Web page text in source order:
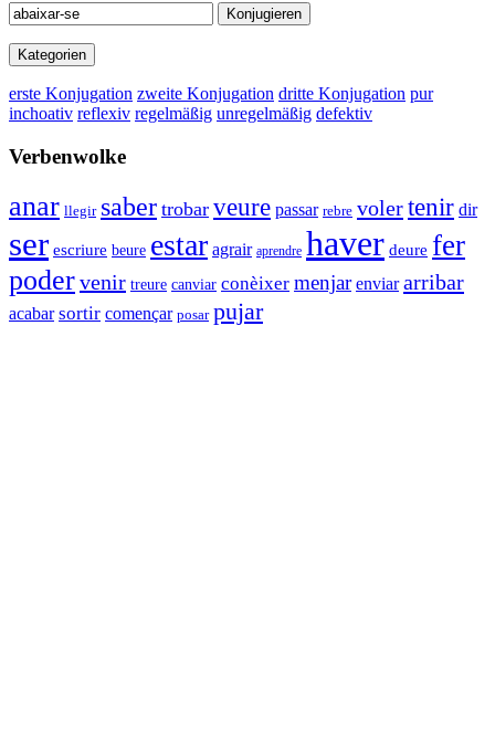
Konjugieren
Kategorien
erste Konjugation zweite Konjugation dritte Konjugation pur
inchoativ reflexiv regelmäßig unregelmäßig defektiv
Verbenwolke
anar llegir saber trobar veure passar rebre volertenir dir
ser escriure beure estar agrair aprendre haver deure fer
podervenir treure canviar conèixer menjar enviar arribar
acabar sortir començar posar pujar